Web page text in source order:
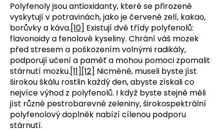
Polyfenoly jsou antioxidanty, které se přirozeně
vyskytují v potravinách, jako je červené zelí, kakao,
borůvky a káva.[10] Existují dvě třídy polyfenolů:
flavonoidy a fenolové kyseliny. Chrání váš mozek
před stresem a poškozením volnými radikály,
podporují učení a paměť a mohou pomoci zpomalit
stárnutí mozku.[11] [12] Nicméně, museli byste jíst
širokou škálu rostlin každý den, abyste získali co
nejvíce výhod z polyfenolů. I když byste stejně měli
jíst různé pestrobarevné zeleniny, širokospektrální
polyfenolový doplněk nabízí cílenou podporu
stárnutí.